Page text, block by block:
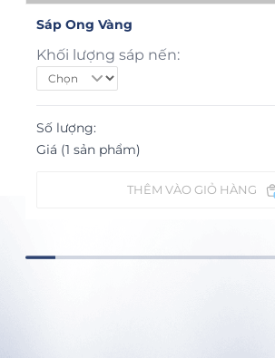
Sáp Ong Vàng
Khối lượng sáp nến:
Số lượng:
Giá (1 sản phẩm)
THÊM VÀO GIỎ HÀNG